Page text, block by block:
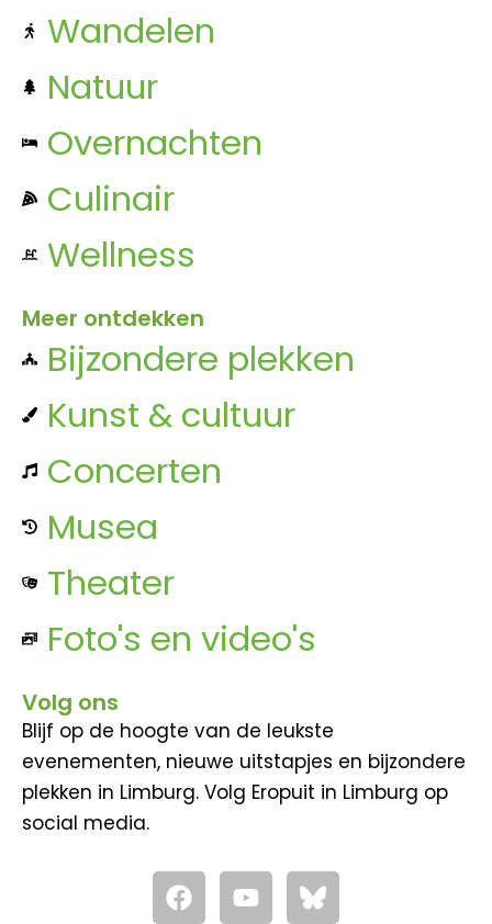
Wandelen
Natuur
Overnachten
Culinair
Wellness
Meer ontdekken
Bijzondere plekken
Kunst & cultuur
Concerten
Musea
Theater
Foto's en video's
Volg ons
Blijf op de hoogte van de leukste
evenementen, nieuwe uitstapjes en bijzondere
plekken in Limburg. Volg Eropuit in Limburg op
social media.
F
a
Y
o